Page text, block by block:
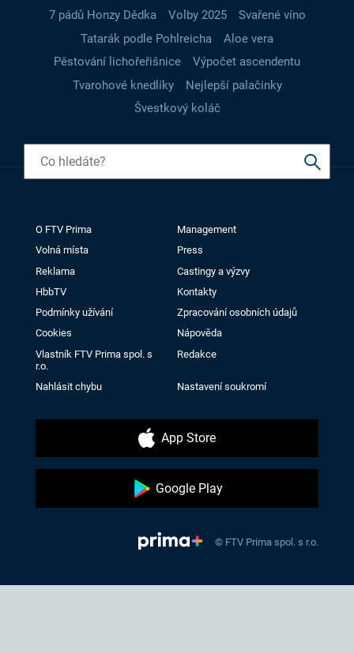
7 pádů Honzy Dědka
Volby 2025
Svařené víno
Tatarák podle Pohlreicha
Aloe vera
Pěstování lichořeřišnice
Výpočet ascendentu
Tvarohové knedlíky
Nejlepší palačinky
Švestkový koláč
O FTV Prima
Management
Volná místa
Press
Reklama
Castingy a výzvy
HbbTV
Kontakty
Podmínky užívání
Zpracování osobních údajů
Cookies
Nápověda
Vlastník FTV Prima spol. s
r.o.
Redakce
Nahlásit chybu Nastavení soukromí
App Store
Google Play
© FTV Prima spol. s r.o.